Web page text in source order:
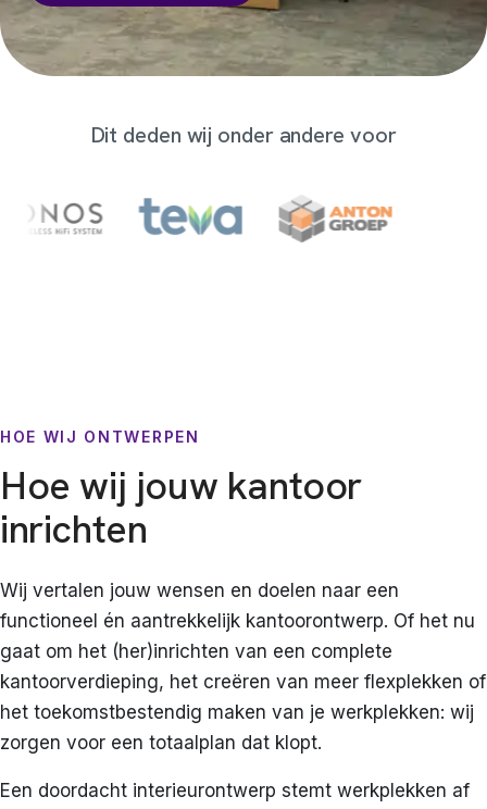
Dit deden wij onder andere voor
HOE WIJ ONTWERPEN
Hoe wij jouw kantoor
inrichten
Wij vertalen jouw wensen en doelen naar een
functioneel én aantrekkelijk kantoorontwerp. Of het nu
gaat om het (her)inrichten van een complete
kantoorverdieping, het creëren van meer flexplekken of
het toekomstbestendig maken van je werkplekken: wij
zorgen voor een totaalplan dat klopt.
Een doordacht interieurontwerp stemt werkplekken af